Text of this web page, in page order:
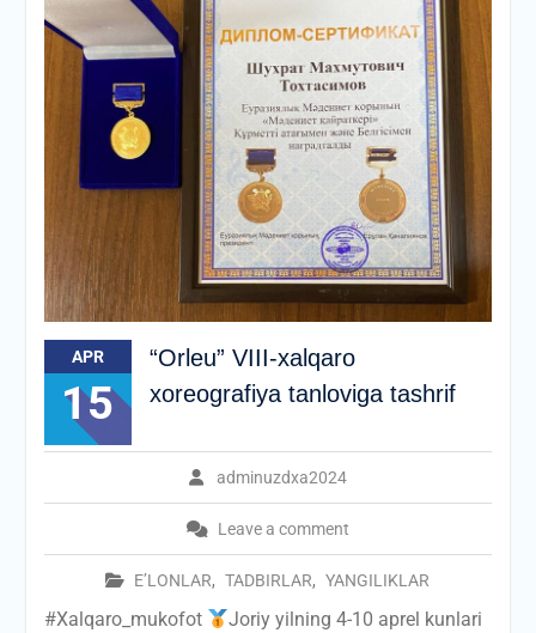
APR
15
“Orleu” VIII-xalqaro
xoreografiya tanloviga tashrif
adminuzdxa2024
Leave a comment
E’LONLAR, TADBIRLAR, YANGILIKLAR
#Xalqaro_mukofot
Joriy yilning 4-10 aprel kunlari